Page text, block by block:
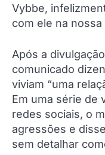
Vybbe,
com ele na
Após a
comunicado
viviam “uma
Em uma série de
redes sociais, o
agressões e
sem detalhar